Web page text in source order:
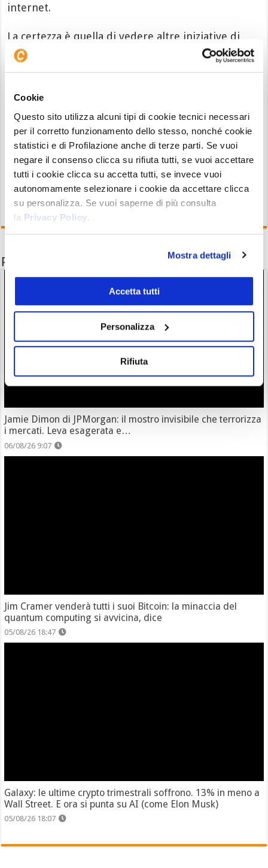
Cookie
Questo sito utilizza alcuni tipi di cookie tecnici necessari
per il corretto funzionamento dello stesso, nonché cookie
statistici e di Profilazione anche di terze parti. Se vuoi
negare il consenso clicca su rifiuta tutti, se vuoi accettare
tutti i cookie clicca su accetta tutti, se invece vuoi
autonomamente selezionare i cookie da accettare clicca
su personalizza. Se vuoi saperne di più consulta
la Privacy Policy.
Mostra dettagli
Accetta tutti
Personalizza
Rifiuta
internet.
La certezza è quella di vedere altre iniziative di
questo tipo anche a stretto giro di posta, con
l’hype per iNFTche continuerà a governare il
direttamente su blockchain, come quella di
Beeple, ma anche quella più classica, che tutti,
anche i non appassionati di cripto, conoscono
molto bene. Come quella di Andy Warhol.
Potrebbe interessarti anche
Jamie Dimon di JPMorgan: il mostro invisibile che terrorizza
i mercati. Leva esagerata e…
06/08/26 9:07
Jim Cramer venderà tutti i suoi Bitcoin: la minaccia del
quantum computing si avvicina, dice
05/08/26 18:47
Galaxy: le ultime crypto trimestrali soffrono. 13% in meno a
Wall Street. E ora si punta su AI (come Elon Musk)
05/08/26 18:07